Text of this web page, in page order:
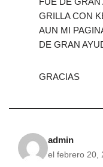
GRILLA CON
AUN MI
DE GRAN
GRACIAS
admin
el febrero 20,